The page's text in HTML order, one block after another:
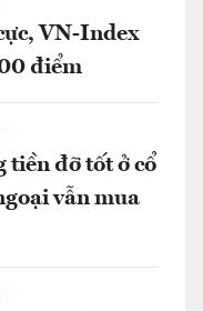
VN-Index
điểm
tiền đỡ tốt ở cổ
vẫn mua